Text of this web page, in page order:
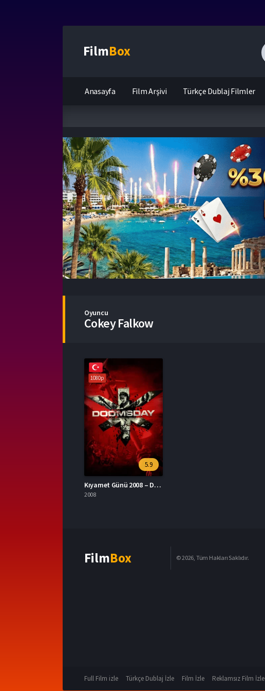
FilmBox
Anasayfa Film Arşivi Türkçe Dublaj Filmler
Oyuncu
Cokey Falkow
1080p
5.9
Kıyamet Günü 2008 – Doomsday 1080p Turkce Dublaj izle
2008
FilmBox © 2026, Tüm Hakları Saklıdır.
Full Film izle Türkçe Dublaj İzle Film İzle Reklamsız Film İzle